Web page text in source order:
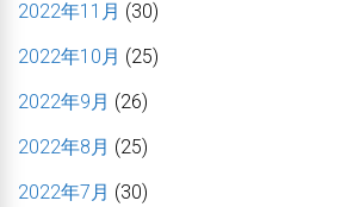
2022年11月 (30)
2022年10月 (25)
2022年9月 (26)
2022年8月 (25)
2022年7月 (30)